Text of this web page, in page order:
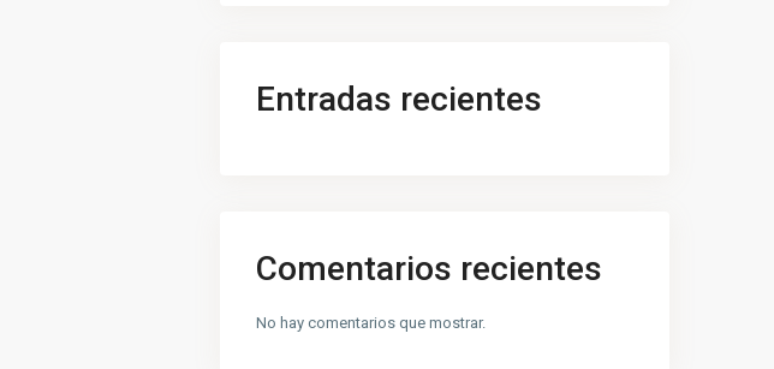
Entradas recientes
Comentarios recientes
No hay comentarios que mostrar.